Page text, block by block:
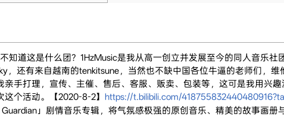
知道这是什么团？1HzMusic是我从高一创立并发展至今的同人音乐
，还有来自越南的tenkitsune，当然也不缺中国各位牛逼的老师们，
手打理，宣传、主催、售后、客服、贩卖、包装等，这可是我用兴
个活动。【2020-8-2】 https://t.bilibili.com/
」剧情音乐专辑，将气氛感极强的原创音乐、精美的故事画